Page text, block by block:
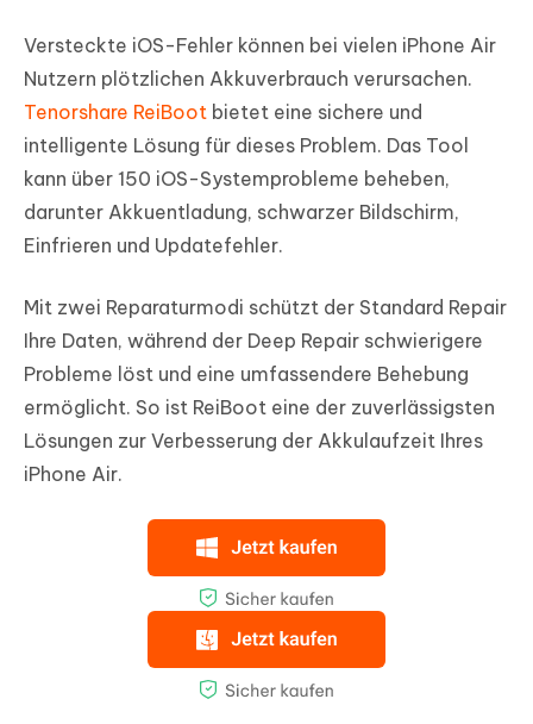
Versteckte iOS-Fehler können bei vielen iPhone Air
Nutzern plötzlichen Akkuverbrauch verursachen.
Tenorshare ReiBoot bietet eine sichere und
intelligente Lösung für dieses Problem. Das Tool
kann über 150 iOS-Systemprobleme beheben,
darunter Akkuentladung, schwarzer Bildschirm,
Einfrieren und Updatefehler.
Mit zwei Reparaturmodi schützt der Standard Repair
Ihre Daten, während der Deep Repair schwierigere
Probleme löst und eine umfassendere Behebung
ermöglicht. So ist ReiBoot eine der zuverlässigsten
Lösungen zur Verbesserung der Akkulaufzeit Ihres
iPhone Air.